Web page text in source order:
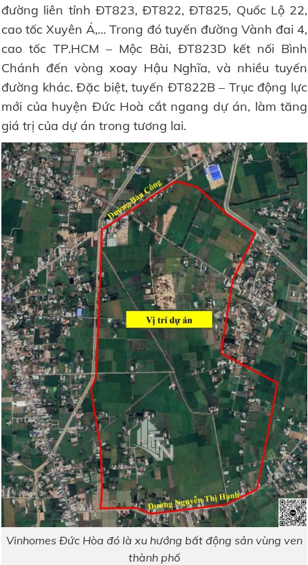
đường liên tỉnh ĐT823, ĐT822, ĐT825, Quốc Lộ 22,
cao tốc Xuyên Á,… Trong đó tuyến đường Vành đai 4,
cao tốc TP.HCM – Mộc Bài, ĐT823D kết nối Bình
Chánh đến vòng xoay Hậu Nghĩa, và nhiều tuyến
đường khác. Đặc biệt, tuyến ĐT822B – Trục động lực
mới của huyện Đức Hoà cắt ngang dự án, làm tăng
giá trị của dự án trong tương lai.
Vinhomes Đức Hòa đó là xu hướng bất động sản vùng ven
thành phố